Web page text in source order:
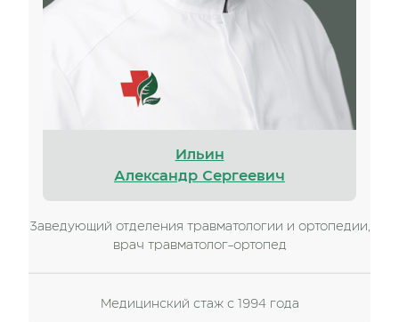
Ильин
Александр Сергеевич
Заведующий отделения травматологии и ортопедии,
врач травматолог-ортопед
Медицинский стаж с 1994 года